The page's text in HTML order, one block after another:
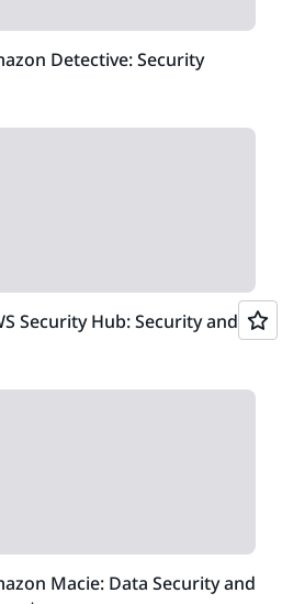
Detective: Security
Security Hub: Security and
Macie: Data Security and